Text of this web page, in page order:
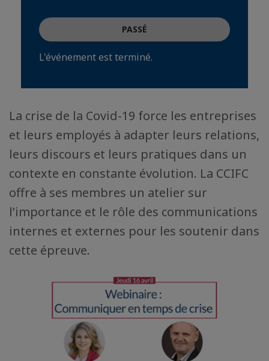
PASSÉ
L'événement est terminé.
La crise de la Covid-19 force les entreprises
et leurs employés à adapter leurs relations,
leurs discours et leurs pratiques dans un
contexte en constante évolution. La CCIFC
offre à ses membres un atelier sur
l’importance et le rôle des communications
internes et externes pour les soutenir dans
cette épreuve.